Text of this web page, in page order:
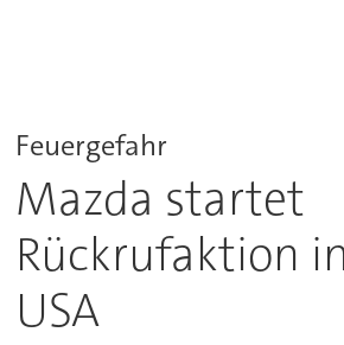
Feuergefahr
Mazda startet
Rückrufaktion
USA